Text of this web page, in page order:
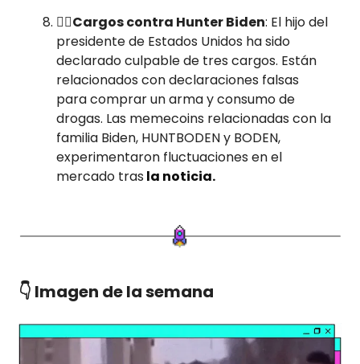
👨‍⚖️Cargos contra Hunter Biden: El hijo del
presidente de Estados Unidos ha sido
declarado culpable de tres cargos. Están
relacionados con declaraciones falsas
para comprar un arma y consumo de
drogas. Las memecoins relacionadas con la
familia Biden, HUNTBODEN y BODEN,
experimentaron fluctuaciones en el
mercado tras la noticia.
👇 Imagen de la semana